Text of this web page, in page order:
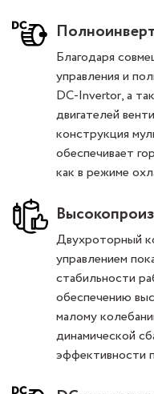
Благодаря
управления и
DC-Invertor, а
двигателей
конструкция
обеспечивает
как в режиме
Двухроторный
управлением
стабильности
обеспечению
малому
динамической
эффективности